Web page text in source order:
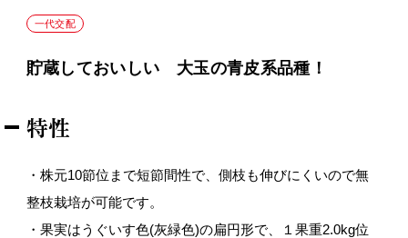
一代交配
貯蔵しておいしい 大玉の青皮系品種！
特性
・株元10節位まで短節間性で、側枝も伸びにくいので無
整枝栽培が可能です。
・果実はうぐいす色(灰緑色)の扁円形で、１果重2.0kg位